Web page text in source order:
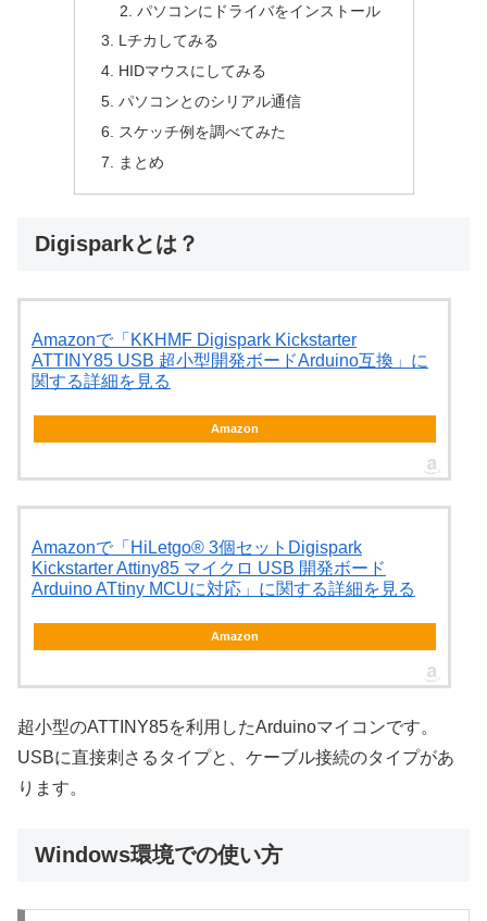
パソコンにドライバをインストール
Lチカしてみる
HIDマウスにしてみる
パソコンとのシリアル通信
スケッチ例を調べてみた
まとめ
Digisparkとは？
Amazonで「KKHMF Digispark Kickstarter
ATTINY85 USB 超小型開発ボードArduino互換」に
関する詳細を見る
Amazon
Amazonで「HiLetgo® 3個セットDigispark
Kickstarter Attiny85 マイクロ USB 開発ボード
Arduino ATtiny MCUに対応」に関する詳細を見る
Amazon
超小型のATTINY85を利用したArduinoマイコンです。
USBに直接刺さるタイプと、ケーブル接続のタイプがあ
ります。
Windows環境での使い方